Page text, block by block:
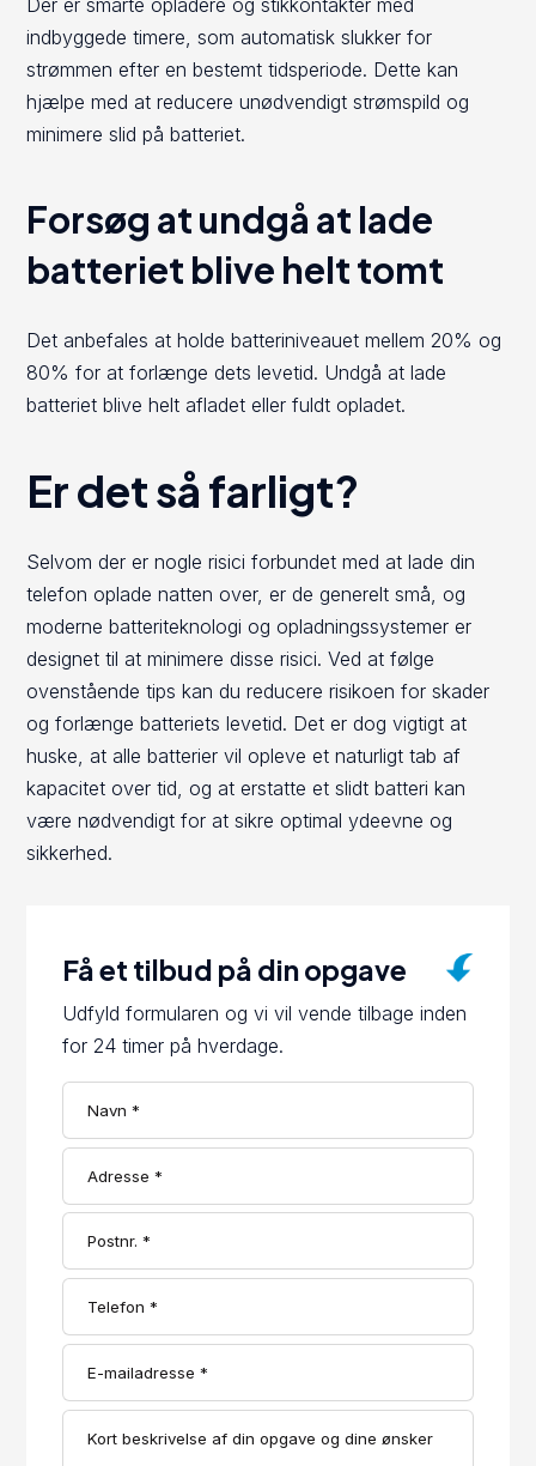
indbyggede timere, som automatisk slukker for
strømmen efter en bestemt tidsperiode. Dette kan
hjælpe med at reducere unødvendigt strømspild og
minimere slid på batteriet.
Forsøg at undgå at lade
batteriet blive helt tomt
Det anbefales at holde batteriniveauet mellem 20% og
80% for at forlænge dets levetid. Undgå at lade
batteriet blive helt afladet eller fuldt opladet.
Er det så farligt?
Selvom der er nogle risici forbundet med at lade din
telefon oplade natten over, er de generelt små, og
moderne batteriteknologi og opladningssystemer er
designet til at minimere disse risici. Ved at følge
ovenstående tips kan du reducere risikoen for skader
og forlænge batteriets levetid. Det er dog vigtigt at
huske, at alle batterier vil opleve et naturligt tab af
kapacitet over tid, og at erstatte et slidt batteri kan
være nødvendigt for at sikre optimal ydeevne og
sikkerhed.
Få et tilbud på din opgave
Udfyld formularen og vi vil vende tilbage inden
for 24 timer på hverdage.